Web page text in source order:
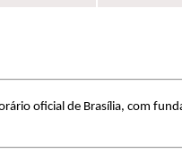
oficial de Brasília, com